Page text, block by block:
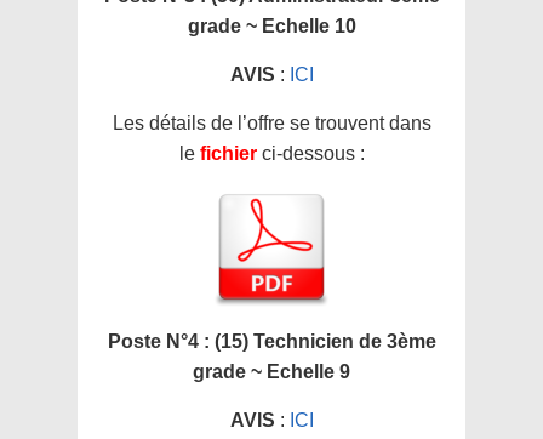
grade ~ Echelle 10
AVIS : ICI
Les détails de l’offre se trouvent dans
le fichier ci-dessous :
Poste N°4 : (15) Technicien de 3ème
grade ~ Echelle 9
AVIS : ICI